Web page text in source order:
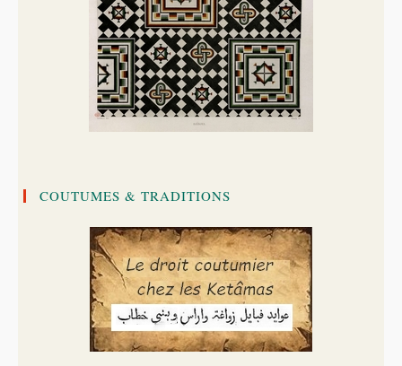
COUTUMES & TRADITIONS